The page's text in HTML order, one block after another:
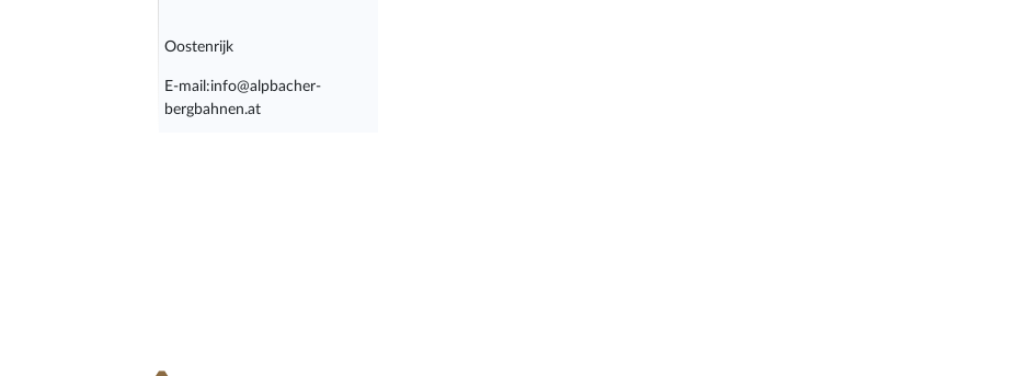
Oostenrijk
E-mail:info@alpbacher-
bergbahnen.at